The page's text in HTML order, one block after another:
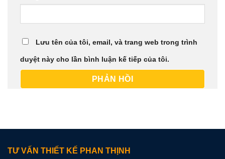
Lưu tên của tôi, email, và trang web trong trình
duyệt này cho lần bình luận kế tiếp của tôi.
TƯ VẤN THIẾT KẾ PHAN THỊNH